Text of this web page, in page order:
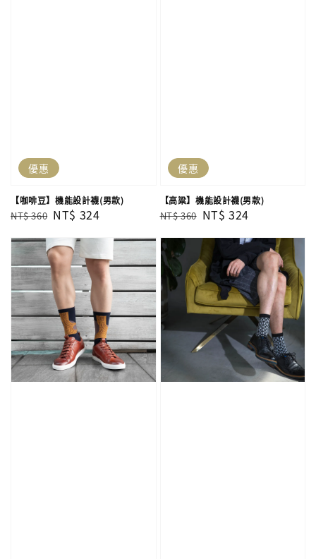
優惠
【咖啡豆】機能設計襪(男款)
Regular
NT$ 360 Sale
NT$ 324
優惠
【高粱】機能設計襪(男款)
Regular
NT$ 360 Sale
NT$ 324